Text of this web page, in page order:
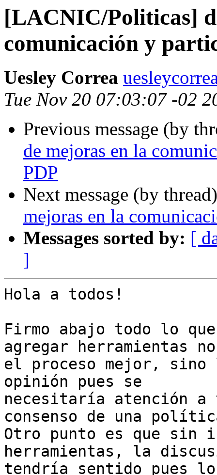
[LACNIC/Politicas]
comunicación y
Uesley Correa
Tue Nov 20 07:03:07 -02
Previous message (by
de mejoras en la
PDP
Next message (by
mejoras en la
Messages sorted by: [
]
Hola a todos!
Firmo abajo todo lo
agregar herramientas
el proceso mejor, sino
opinión pues se
necesitaría atención
consenso de una
Otro punto es que sin
herramientas, la
tendría sentido pues